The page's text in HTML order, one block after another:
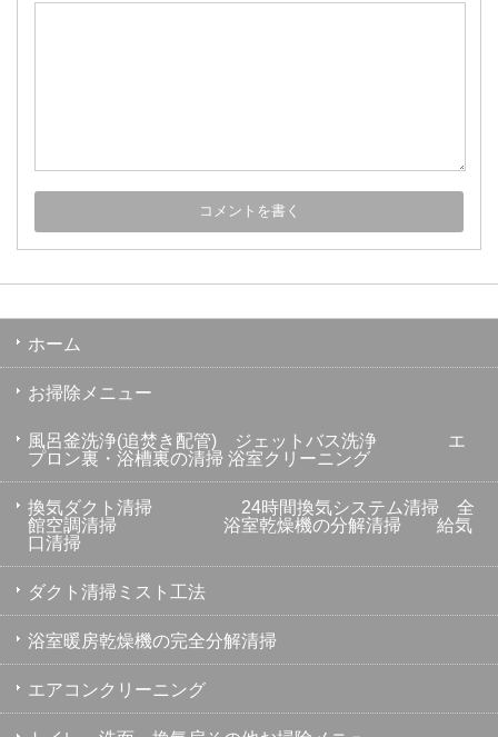
ホーム
お掃除メニュー
風呂釜洗浄(追焚き配管) ジェットバス洗浄 エ
プロン裏・浴槽裏の清掃 浴室クリーニング
換気ダクト清掃 24時間換気システム清掃 全
館空調清掃 浴室乾燥機の分解清掃 給気
口清掃
ダクト清掃ミスト工法
浴室暖房乾燥機の完全分解清掃
エアコンクリーニング